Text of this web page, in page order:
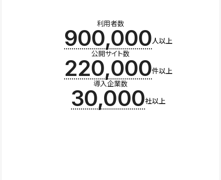
利用者数
900,000人以上
公開サイト数
220,000件以上
導入企業数
30,000社以上